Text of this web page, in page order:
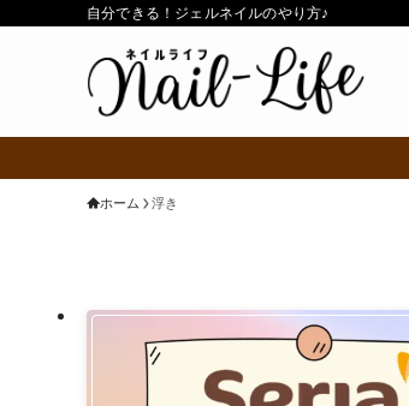
自分できる！ジェルネイルのやり方♪
ホーム 浮き